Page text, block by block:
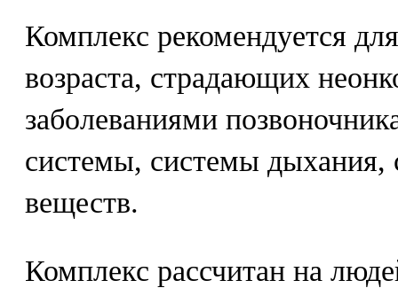
Комплекс рекомендуется
возраста, страдающих
заболеваниями
системы, системы дыхания,
веществ.
Комплекс рассчитан на